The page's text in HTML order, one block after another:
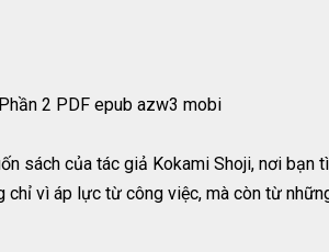
2 PDF epub azw3 mobi
sách của tác giả Kokami Shoji, nơi
chỉ vì áp lực từ công việc, mà còn từ